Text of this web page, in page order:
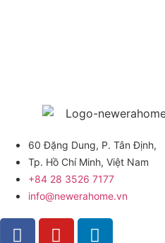
60 Đặng Dung, P. Tân Định,
Tp. Hồ Chí Minh, Việt Nam
+84 28 3526 7177
info@newerahome.vn